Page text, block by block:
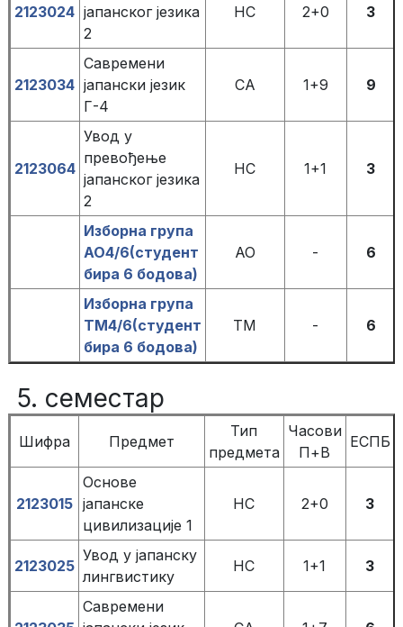
2123024 јапанског језика
2
НС 2+0 3
2123034
Савремени
јапански језик
Г-4
СА 1+9 9
2123064
Увод у
превођење
јапанског језика
2
НС 1+1 3
Изборна група
АО4/6(студент
бира 6 бодова)
АО - 6
Изборна група
ТМ4/6(студент
бира 6 бодова)
ТМ - 6
5. семестар
Шифра Предмет
Тип
предмета
Часови
П+В
ЕСПБ
2123015
Основе
јапанске
цивилизације 1
НС 2+0 3
2123025
Увод у јапанску
лингвистику
НС 1+1 3
Савремени